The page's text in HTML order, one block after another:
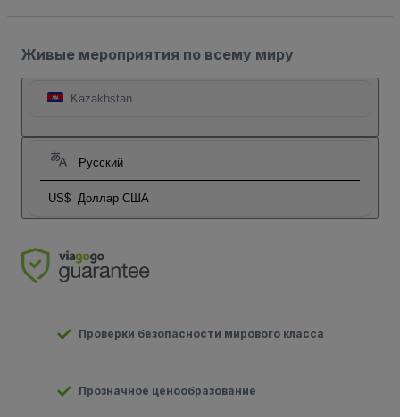
Живые мероприятия по всему миру
Kazakhstan
Русский
US$ Доллар США
Проверки безопасности мирового класса
Прозначное ценообразование